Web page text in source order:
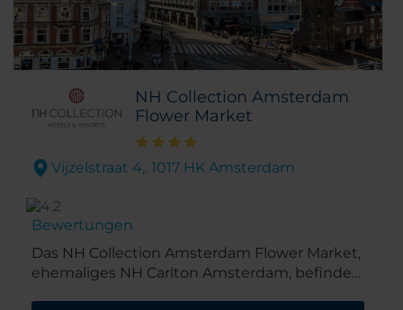
NH Collection Amsterdam
Flower Market
Vijzelstraat 4,. 1017 HK Amsterdam
Bewertungen
Das NH Collection Amsterdam Flower Market,
ehemaliges NH Carlton Amsterdam, befindet